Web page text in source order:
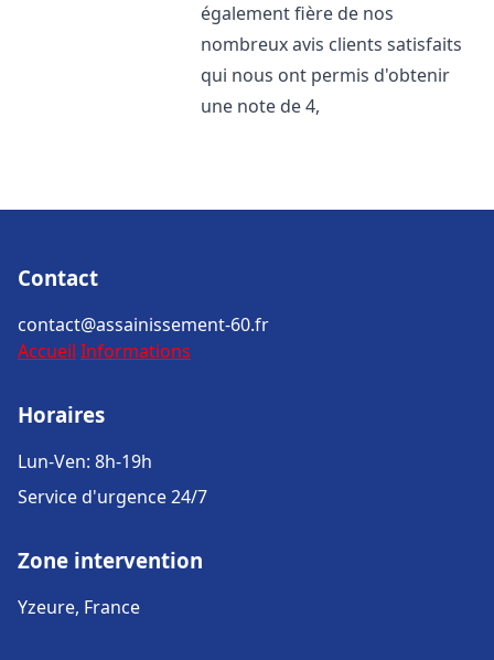
également fière de nos
nombreux avis clients satisfaits
qui nous ont permis d'obtenir
une note de 4,
Contact
contact@assainissement-60.fr
Accueil Informations
Horaires
Lun-Ven: 8h-19h
Service d'urgence 24/7
Zone intervention
Yzeure, France